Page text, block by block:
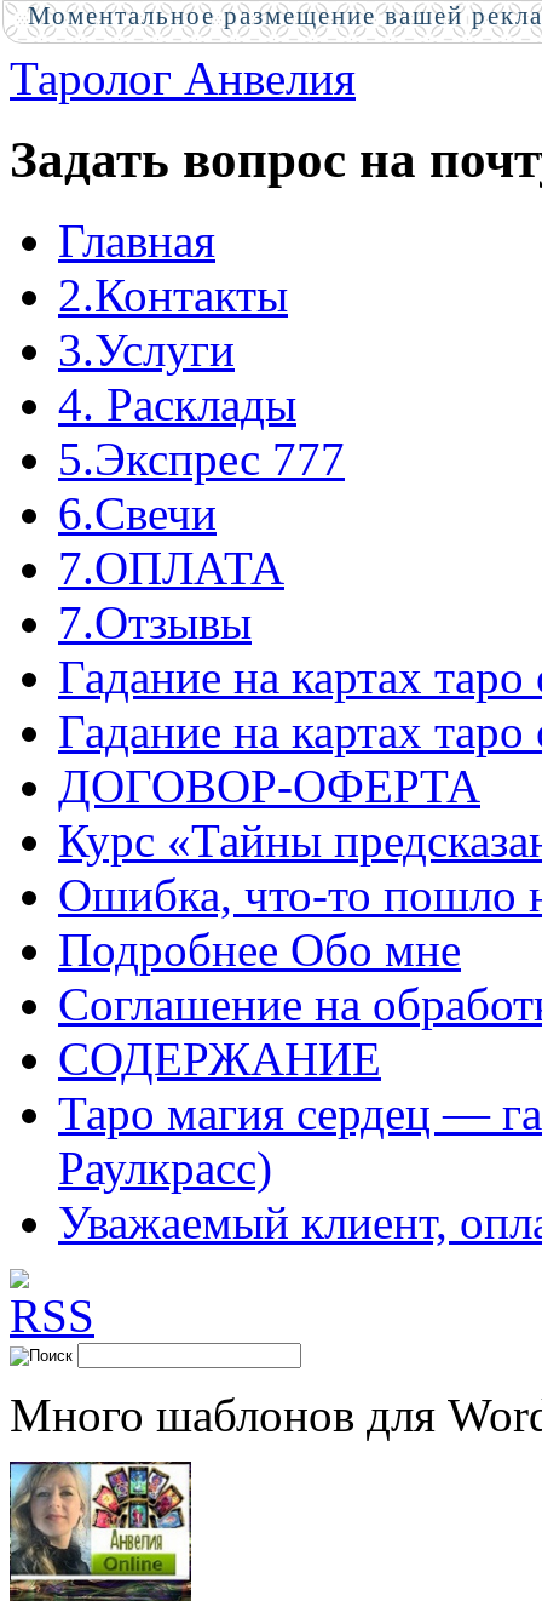
Таролог Анвелия
Задать вопрос на
Главная
2.Контакты
3.Услуги
4. Расклады
5.Экспрес 777
6.Свечи
7.ОПЛАТА
7.Отзывы
Гадание на картах
Гадание на картах
ДОГОВОР-ОФЕРТА
Курс «Тайны
Ошибка, что-то пошло
Подробнее Обо мне
Соглашение на
СОДЕРЖАНИЕ
Таро магия сердец —
Раулкрасс)
Уважаемый клиент,
Много шаблонов для
Моментальное размещение вашей